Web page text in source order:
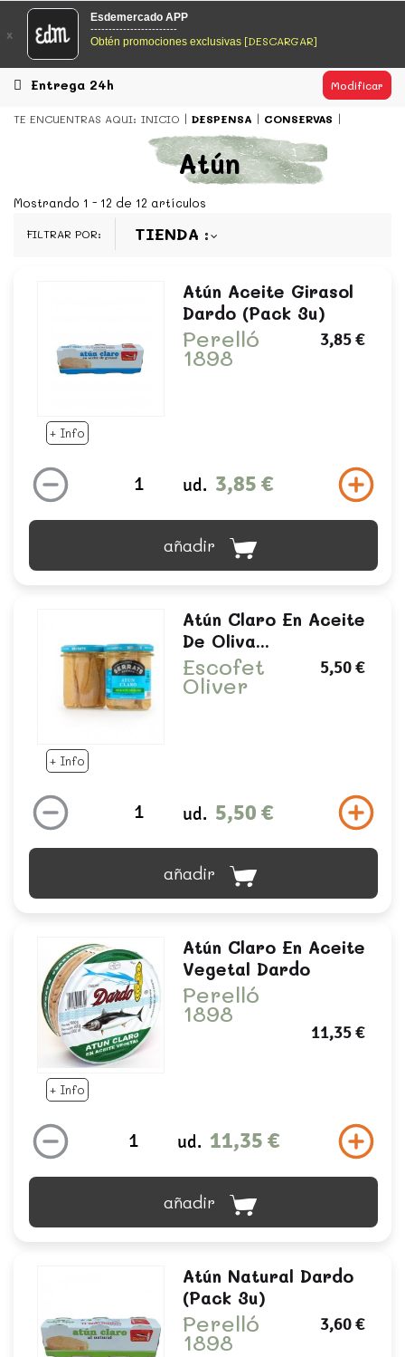
EsDeMercado.com
EsDeMercado.com
los mejores mercados de Barcelona y de productores
locales.
READ MORE
EsDeMercado.com
te lleva a casa los mejores productos de
los mejores mercados de Barcelona y de productores
x
Esdemercado APP
------------------------
Obtén promociones exclusivas [DESCARGAR]
Entrega 24h Modificar
TE ENCUENTRAS AQUI: INICIO DESPENSA CONSERVAS
Atún
Mostrando 1 - 12 de 12 artículos
FILTRAR POR: TIENDA
+ Info
Atún Aceite Girasol
Dardo (pack 3u)
Perelló
1898
3,85 €
ud. 3,85 €
añadir
+ Info
Atún Claro En Aceite
De Oliva...
Escofet
Oliver
5,50 €
ud. 5,50 €
añadir
+ Info
Atún Claro En Aceite
Vegetal Dardo
Perelló
1898
11,35 €
ud. 11,35 €
añadir
Atún Natural Dardo
(pack 3u)
Perelló
1898
3,60 €